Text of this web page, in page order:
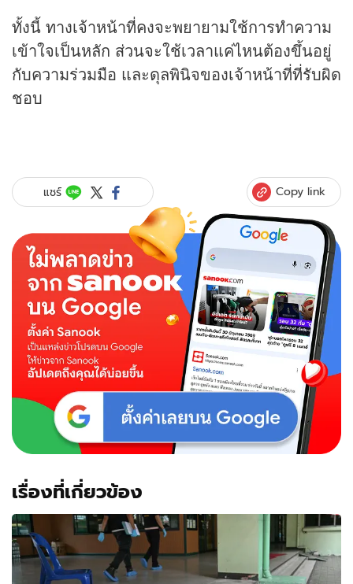
ทั้งนี้ ทางเจ้าหน้าที่คงจะพยายามใช้การทำความ
เข้าใจเป็นหลัก ส่วนจะใช้เวลาแค่ไหนต้องขึ้นอยู่
กับความร่วมมือ และดุลพินิจของเจ้าหน้าที่ที่รับผิด
ชอบ
แชร์ Copy link
เรื่องที่เกี่ยวข้อง